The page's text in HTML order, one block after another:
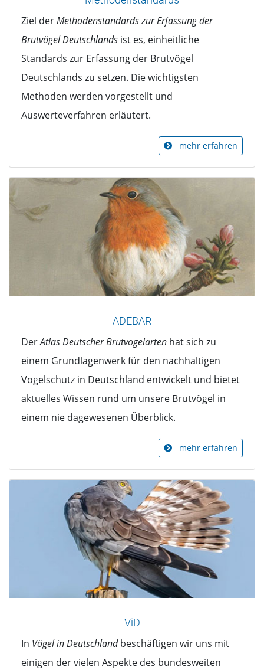
Ziel derMethodenstandards zur Erfassung der
Brutvögel Deutschlands ist es, einheitliche
Standards zur Erfassung der Brutvögel
Deutschlands zu setzen. Die wichtigsten
Methoden werden vorgestellt und
Auswerteverfahren erläutert.
mehr erfahren
ADEBAR
DerAtlas Deutscher Brutvogelarten hat sich zu
einem Grundlagenwerk für den nachhaltigen
Vogelschutz in Deutschland entwickelt und bietet
aktuelles Wissen rund um unsere Brutvögel in
einem nie dagewesenen Überblick.
mehr erfahren
ViD
In Vögel in Deutschlandbeschäftigen wir uns mit
einigen der vielen Aspekte des bundesweiten